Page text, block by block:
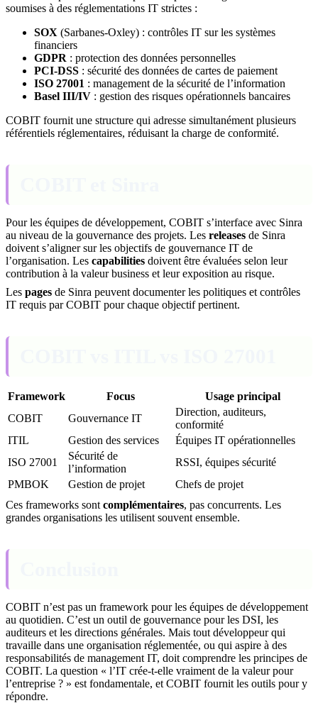
soumises à des réglementations IT strictes :
SOX (Sarbanes-Oxley) : contrôles IT sur les systèmes
financiers
GDPR : protection des données personnelles
PCI-DSS : sécurité des données de cartes de paiement
ISO 27001 : management de la sécurité de l’information
Basel III/IV : gestion des risques opérationnels bancaires
COBIT fournit une structure qui adresse simultanément plusieurs
référentiels réglementaires, réduisant la charge de conformité.
Pour les équipes de développement, COBIT s’interface avec Sinra
au niveau de la gouvernance des projets. Les releases de Sinra
doivent s’aligner sur les objectifs de gouvernance IT de
l’organisation. Les capabilities doivent être évaluées selon leur
contribution à la valeur business et leur exposition au risque.
Les pages de Sinra peuvent documenter les politiques et contrôles
IT requis par COBIT pour chaque objectif pertinent.
Framework Focus
Usage principal
COBIT
Gouvernance IT
Direction, auditeurs,
conformité
ITIL
Gestion des services
Équipes IT opérationnelles
ISO 27001
Sécurité de
l’information
RSSI, équipes sécurité
PMBOK
Gestion de projet
Chefs de projet
Ces frameworks sont complémentaires, pas concurrents. Les
grandes organisations les utilisent souvent ensemble.
COBIT n’est pas un framework pour les équipes de développement
au quotidien. C’est un outil de gouvernance pour les DSI, les
auditeurs et les directions générales. Mais tout développeur qui
travaille dans une organisation réglementée, ou qui aspire à des
responsabilités de management IT, doit comprendre les principes de
COBIT. La question « l’IT crée-t-elle vraiment de la valeur pour
l’entreprise ? » est fondamentale, et COBIT fournit les outils pour y
répondre.